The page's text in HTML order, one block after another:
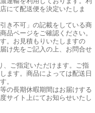
にて配送便を決定いたしま
き不可」の記載をしている商
品ページをご確認ください。
。お見積もりいたしますの
け先をご記入の上、お問合せ
、ご指定いただけます。ご指
ます。商品によっては配送日
。
の長期休暇期間はお届けする
サイト上にてお知らせいたし